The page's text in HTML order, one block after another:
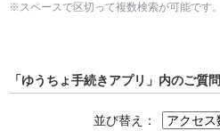
※スペースで区切って複数検索が可能です。
「ゆうちょ手続きアプリ」内のご質問
並び替え：